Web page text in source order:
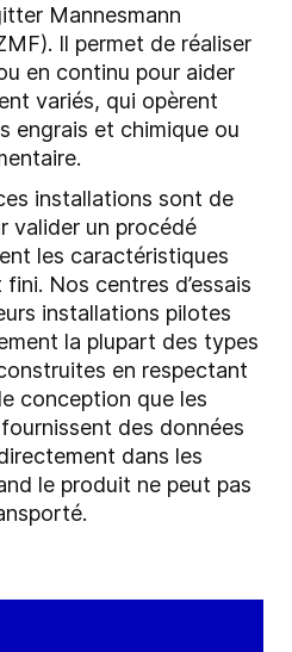
Mannesmann
Il permet de réaliser
en continu pour aider
variés, qui opèrent
engrais et chimique ou
installations sont de
valider un procédé
les caractéristiques
Nos centres d’essais
installations pilotes
la plupart des types
en respectant
conception que les
des données
dans les
le produit ne peut pas